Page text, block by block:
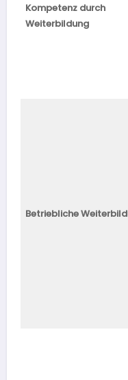
Kompetenz durch
Weiterbildung
Betriebliche